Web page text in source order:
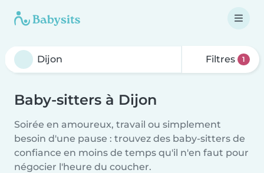
Filtres 1
Baby-sitters à Dijon
Soirée en amoureux, travail ou simplement
besoin d'une pause : trouvez des baby-sitters de
confiance en moins de temps qu'il n'en faut pour
négocier l'heure du coucher.